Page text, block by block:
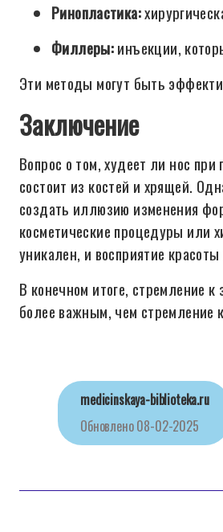
Ринопластика:
Филлеры:инъекции,
Эти методы могут быть
Заключение
Вопрос о том, худеет ли нос при
состоит из костей и хрящей.
создать иллюзию изменения
косметические процедуры или
уникален, и восприятие
В конечном итоге, стремление
более важным, чем стремление
medicinskaya-biblioteka.ru
Обновлено08-02-2025